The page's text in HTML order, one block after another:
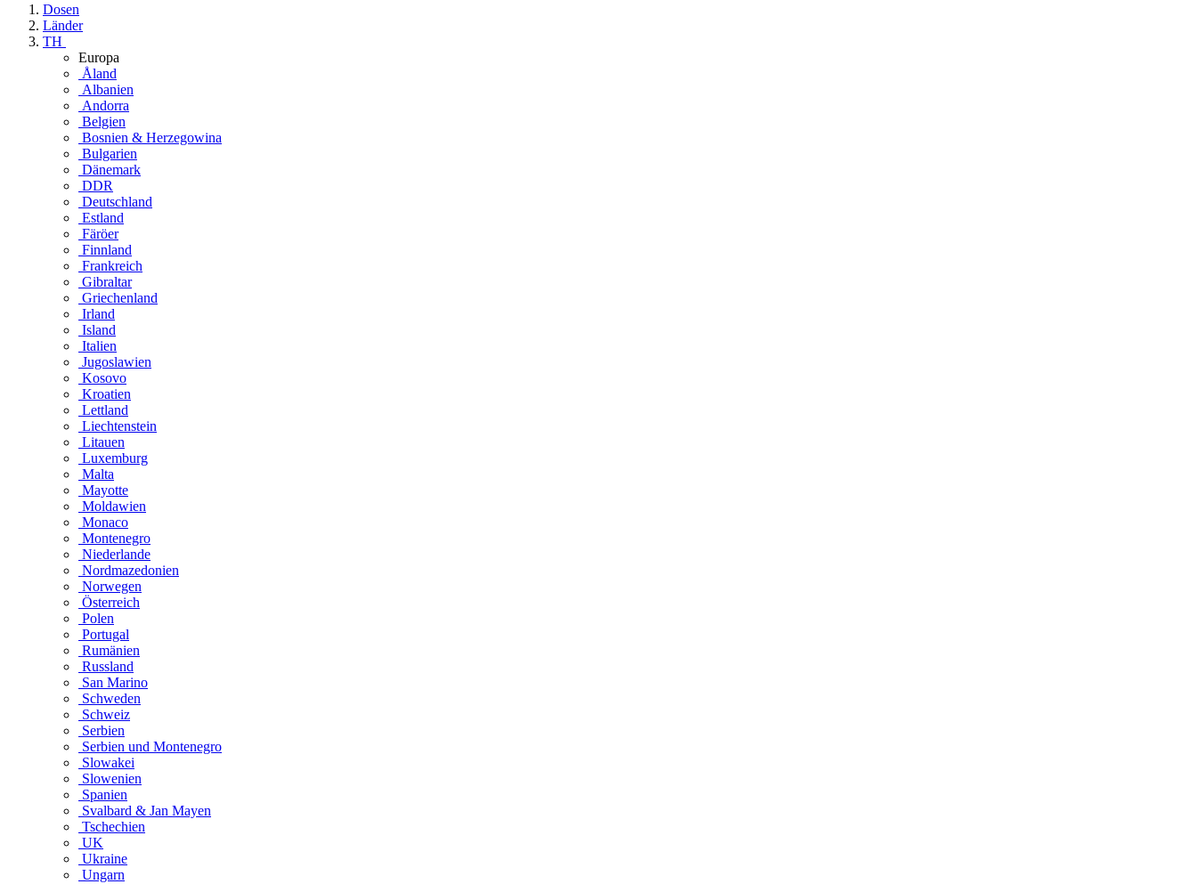
Dosen
Länder
TH
Europa
Åland
Albanien
Andorra
Belgien
Bosnien & Herzegowina
Bulgarien
Dänemark
DDR
Deutschland
Estland
Färöer
Finnland
Frankreich
Gibraltar
Griechenland
Irland
Island
Italien
Jugoslawien
Kosovo
Kroatien
Lettland
Liechtenstein
Litauen
Luxemburg
Malta
Mayotte
Moldawien
Monaco
Montenegro
Niederlande
Nordmazedonien
Norwegen
Österreich
Polen
Portugal
Rumänien
Russland
San Marino
Schweden
Schweiz
Serbien
Serbien und Montenegro
Slowakei
Slowenien
Spanien
Svalbard & Jan Mayen
Tschechien
UK
Ukraine
Ungarn